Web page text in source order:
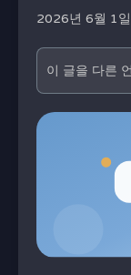
2026년 6월 1일
이 글을 다른